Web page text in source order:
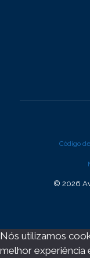
© 2026
Código
Nós utilizamos
melhor experiência